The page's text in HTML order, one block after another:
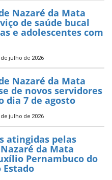
Nazaré da Mata
de saúde bucal
e adolescentes com
julho de 2026
Nazaré da Mata
de novos servidores
dia 7 de agosto
julho de 2026
atingidas pelas
da Mata
Pernambuco do
Estado